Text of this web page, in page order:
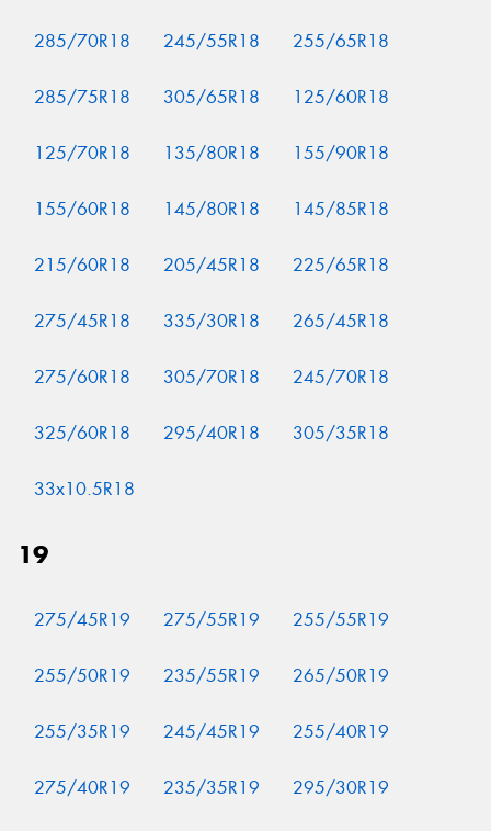
285/70R18 245/55R18 255/65R18
285/75R18 305/65R18 125/60R18
125/70R18 135/80R18 155/90R18
155/60R18 145/80R18 145/85R18
215/60R18 205/45R18 225/65R18
275/45R18 335/30R18 265/45R18
275/60R18 305/70R18 245/70R18
325/60R18 295/40R18 305/35R18
33x10.5R18
19
275/45R19 275/55R19 255/55R19
255/50R19 235/55R19 265/50R19
255/35R19 245/45R19 255/40R19
275/40R19 235/35R19 295/30R19